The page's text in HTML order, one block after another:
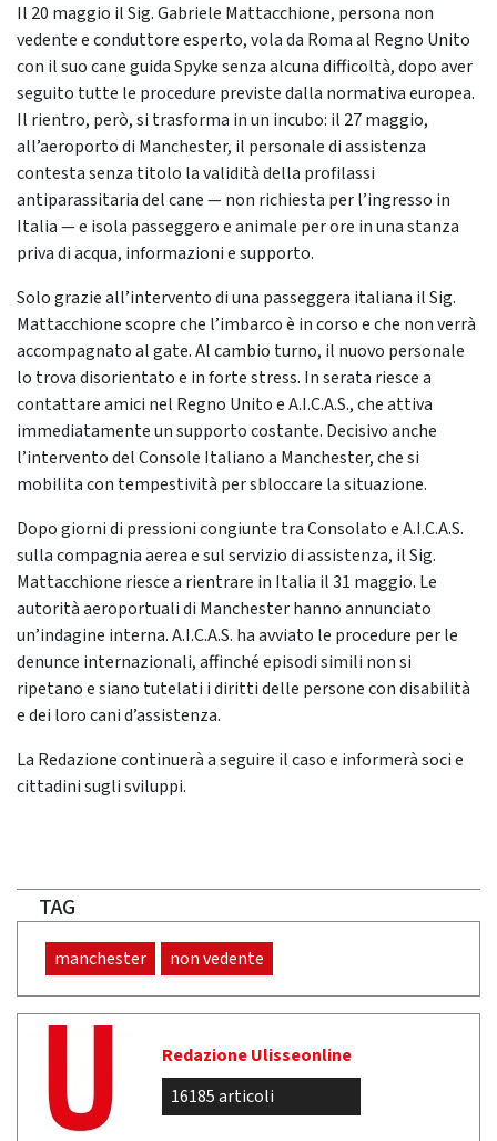
Il 20 maggio il Sig. Gabriele Mattacchione, persona non
vedente e conduttore esperto, vola da Roma al Regno Unito
con il suo cane guida Spyke senza alcuna difficoltà, dopo aver
seguito tutte le procedure previste dalla normativa europea.
Il rientro, però, si trasforma in un incubo: il 27 maggio,
all’aeroporto di Manchester, il personale di assistenza
contesta senza titolo la validità della profilassi
antiparassitaria del cane — non richiesta per l’ingresso in
Italia — e isola passeggero e animale per ore in una stanza
priva di acqua, informazioni e supporto.
Solo grazie all’intervento di una passeggera italiana il Sig.
Mattacchione scopre che l’imbarco è in corso e che non verrà
accompagnato al gate. Al cambio turno, il nuovo personale
lo trova disorientato e in forte stress. In serata riesce a
contattare amici nel Regno Unito e A.I.C.A.S., che attiva
immediatamente un supporto costante. Decisivo anche
l’intervento del Console Italiano a Manchester, che si
mobilita con tempestività per sbloccare la situazione.
Dopo giorni di pressioni congiunte tra Consolato e A.I.C.A.S.
sulla compagnia aerea e sul servizio di assistenza, il Sig.
Mattacchione riesce a rientrare in Italia il 31 maggio. Le
autorità aeroportuali di Manchester hanno annunciato
un’indagine interna. A.I.C.A.S. ha avviato le procedure per le
denunce internazionali, affinché episodi simili non si
ripetano e siano tutelati i diritti delle persone con disabilità
e dei loro cani d’assistenza.
La Redazione continuerà a seguire il caso e informerà soci e
cittadini sugli sviluppi.
TAG
manchester non vedente
Redazione Ulisseonline
16185 articoli